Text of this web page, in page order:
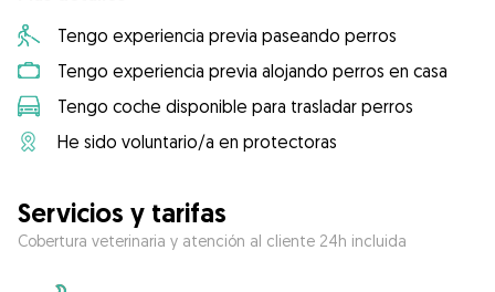
Tengo experiencia previa paseando perros
Tengo experiencia previa alojando perros en casa
Tengo coche disponible para trasladar perros
He sido voluntario/a en protectoras
Servicios y tarifas
Cobertura veterinaria y atención al cliente 24h incluida